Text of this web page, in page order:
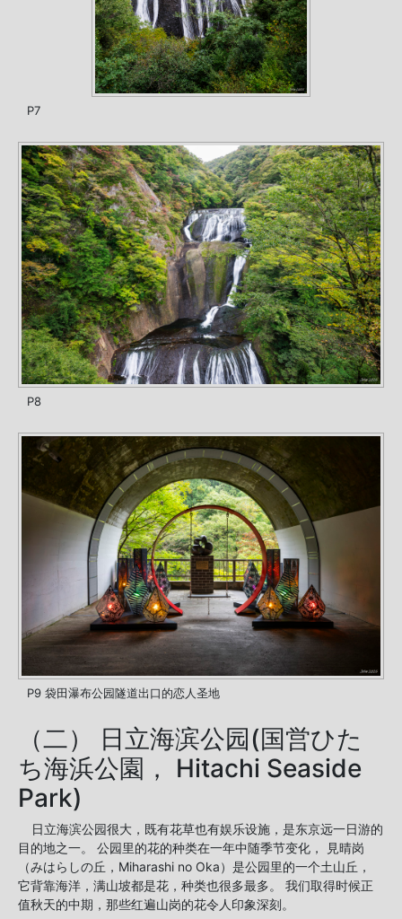
P7
P8
P9 袋田瀑布公园隧道出口的恋人圣地
（二） 日立海滨公园(国営ひた
ち海浜公園， Hitachi Seaside
Park)
日立海滨公园很大，既有花草也有娱乐设施，是东京远一日游的
目的地之一。 公园里的花的种类在一年中随季节变化， 見晴岗
（みはらしの丘，Miharashi no Oka）是公园里的一个土山丘，
它背靠海洋，满山坡都是花，种类也很多最多。 我们取得时候正
值秋天的中期，那些红遍山岗的花令人印象深刻。